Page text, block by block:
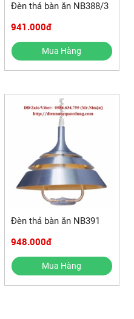
Đèn thả bàn ăn NB388/3
941.000đ
Mua Hàng
Đèn thả bàn ăn NB391
948.000đ
Mua Hàng